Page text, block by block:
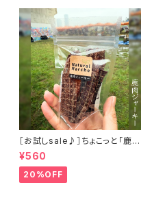
［お試しsale♪］ちょこっと「鹿肉
ジャーキー」ジビエ鹿 おやつ
¥560
20%OFF